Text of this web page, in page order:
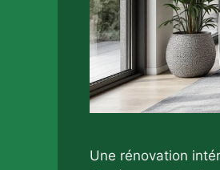
Une rénovation